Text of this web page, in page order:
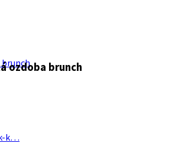
ozdoba brunch
k…